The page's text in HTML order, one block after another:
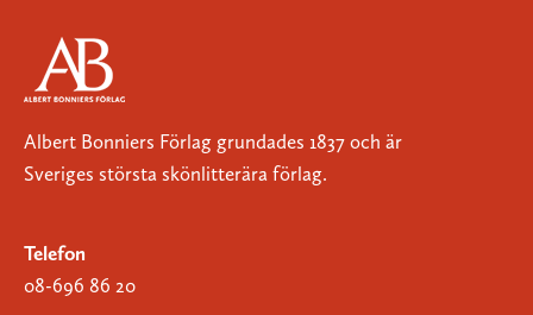
Albert Bonniers Förlag grundades 1837 och är
Sveriges största skönlitterära förlag.
Telefon
08-696 86 20